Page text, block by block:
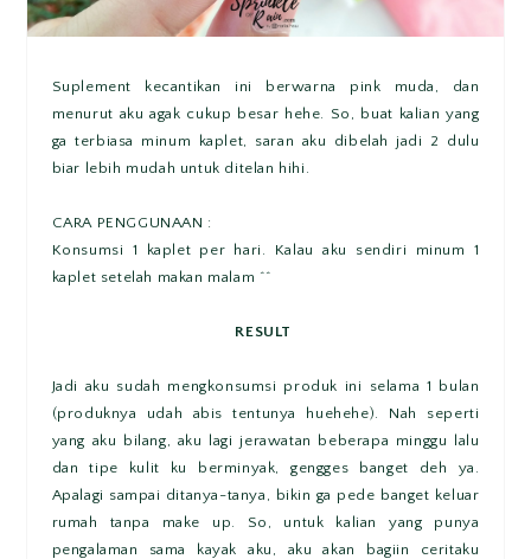
Suplement kecantikan ini berwarna pink muda, dan
menurut aku agak cukup besar hehe. So, buat kalian yang
ga terbiasa minum kaplet, saran aku dibelah jadi 2 dulu
biar lebih mudah untuk ditelan hihi.
CARA PENGGUNAAN :
Konsumsi 1 kaplet per hari. Kalau aku sendiri minum 1
kaplet setelah makan malam ^^
RESULT
Jadi aku sudah mengkonsumsi produk ini selama 1 bulan
(produknya udah abis tentunya huehehe). Nah seperti
yang aku bilang, aku lagi jerawatan beberapa minggu lalu
dan tipe kulit ku berminyak, gengges banget deh ya.
Apalagi sampai ditanya-tanya, bikin ga pede banget keluar
rumah tanpa make up. So, untuk kalian yang punya
pengalaman sama kayak aku, aku akan bagiin ceritaku